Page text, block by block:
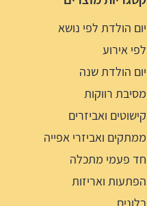
יום הולדת לפי נושא
לפי אירוע
יום הולדת שנה
מסיבת רווקות
קישוטים ואביזרים
ממתקים ואביזרי אפייה
חד פעמי מתכלה
הפתעות ואריזות